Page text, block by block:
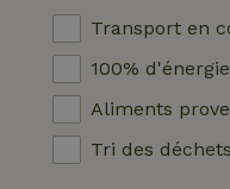
Station de
Piscine (en
Accessible
Piscine (privée)
Emplacement
Yourte
Bateau
Transport en
100%
Aliments
Tri des déchets